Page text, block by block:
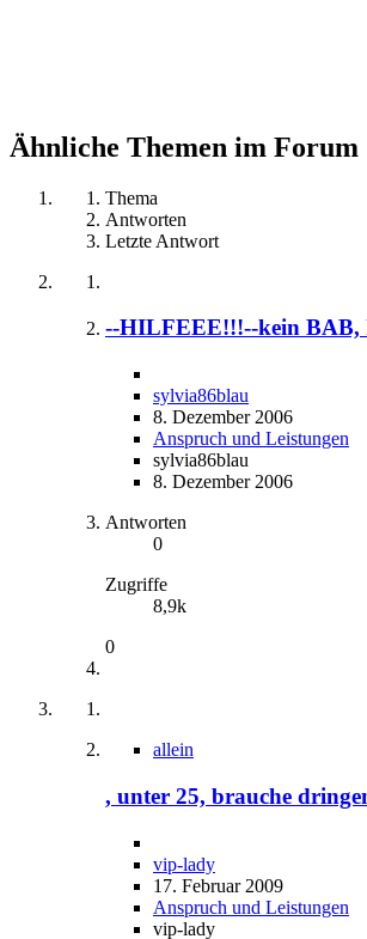
Ähnliche Themen im Forum
Thema
Antworten
Letzte Antwort
--HILFEEE!!!--kein BAB,
sylvia86blau
8. Dezember 2006
Anspruch und Leistungen
sylvia86blau
8. Dezember 2006
Antworten
0
Zugriffe
8,9k
0
allein
, unter 25, brauche
vip-lady
17. Februar 2009
Anspruch und Leistungen
vip-lady